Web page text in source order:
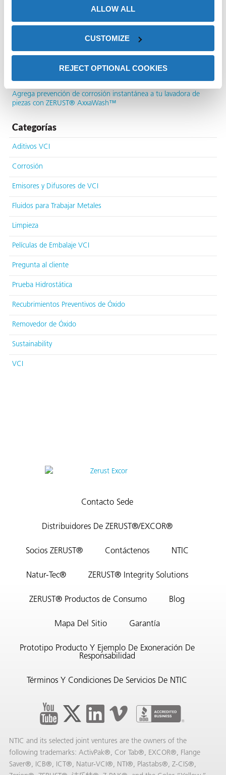
ALLOW ALL
CUSTOMIZE
REJECT OPTIONAL COOKIES
Cómo Elegir Lavadora Ultrasónica de Piezas Adecuada para
Prevención de Fallas en la Señalización del Metro Mediante
Protección de los Sistemas de Enfriamiento en Centros de Datos
Agrega prevención de corrosión instantánea a tu lavadora de
piezas con ZERUST® AxxaWash™
Categorías
Aditivos VCI
Corrosión
Emisores y Difusores de VCI
Fluidos para Trabajar Metales
Limpieza
Películas de Embalaje VCI
Pregunta al cliente
Prueba Hidrostática
Recubrimientos Preventivos de Óxido
Removedor de Óxido
Sustainability
VCI
Contacto Sede
Distribuidores De ZERUST®/EXCOR®
Socios ZERUST® Contáctenos NTIC
Natur-Tec® ZERUST® Integrity Solutions
ZERUST® Productos de Consumo Blog
Mapa Del Sitio Garantía
Prototipo Producto Y Ejemplo De Exoneración De
Responsabilidad
Términos Y Condiciones De Servicios De NTIC
NTIC and its selected joint ventures are the owners of the
following trademarks: ActivPak®, Cor Tab®, EXCOR®, Flange
Saver®, ICB®, ICT®, Natur-VCI®, NTI®, Plastabs®, Z-CIS®,